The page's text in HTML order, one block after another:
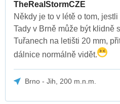
TheRealStormCZE
Někdy je to v létě o tom,
Tady v Brně může být klidně
Tuřanech na letišti 20 mm,
dálnice normálně vidět.
Brno - Jih, 200 m.n.m.